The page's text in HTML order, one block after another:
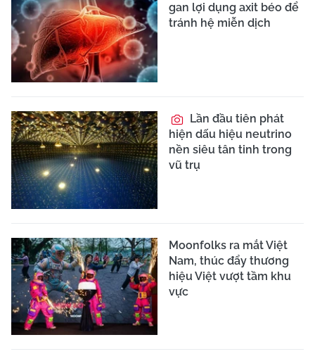
gan lợi dụng axit béo để
tránh hệ miễn dịch
Lần đầu tiên phát
hiện dấu hiệu neutrino
nền siêu tân tinh trong
vũ trụ
Moonfolks ra mắt Việt
Nam, thúc đẩy thương
hiệu Việt vượt tầm khu
vực